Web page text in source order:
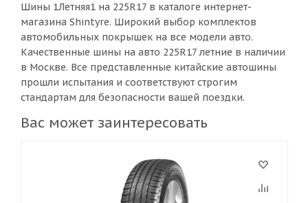
Шины 1Летняя1 на 225R17 в каталоге интернет-
магазина Shintyre. Широкий выбор комплектов
автомобильных покрышек на все модели авто.
Качественные шины на авто 225R17 летние в наличии
в Москве. Все представленные китайские автошины
прошли испытания и соответствуют строгим
стандартам для безопасности вашей поездки.
Вас может заинтересовать